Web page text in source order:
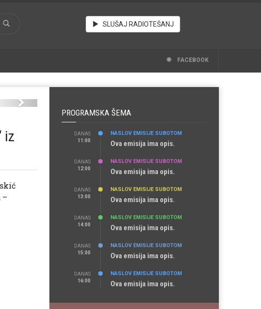
SLUŠAJ RADIOTEŠANJ
FACEBOOK
Next
iz
–
PROGRAMSKA ŠEMA
DANAS
11:00
NASLOV EMISIJE SUBOTOM
Ova emisija ima opis.
DANAS
12:00
NASLOV EMISIJE SUBOTOM
Ova emisija ima opis.
DANAS
13:00
NASLOV EMISIJE SUBOTOM
Ova emisija ima opis.
DANAS
14:00
NASLOV EMISIJE SUBOTOM
Ova emisija ima opis.
DANAS
15:00
NASLOV EMISIJE SUBOTOM
Ova emisija ima opis.
DANAS
16:00
NASLOV EMISIJE SUBOTOM
Ova emisija ima opis.